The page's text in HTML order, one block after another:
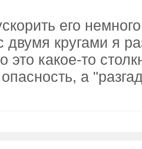
его
двумя кругами я
это какое-то
а